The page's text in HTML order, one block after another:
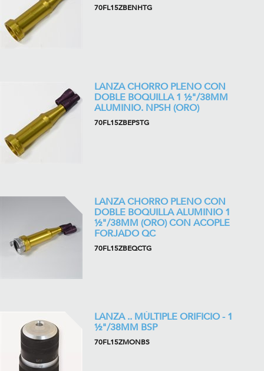
70FL15ZBENHTG
LANZA CHORRO PLENO CON
DOBLE BOQUILLA 1 ½"/38MM
ALUMINIO. NPSH (ORO)
70FL15ZBEPSTG
LANZA CHORRO PLENO CON
DOBLE BOQUILLA ALUMINIO 1
½"/38MM (ORO) CON ACOPLE
FORJADO QC
70FL15ZBEQCTG
LANZA .. MÚLTIPLE ORIFICIO - 1
½"/38MM BSP
70FL15ZMONBS